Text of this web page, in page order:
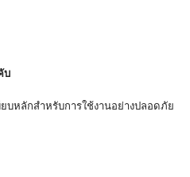
บ
บหลักสำหรับการใช้งานอย่างปลอดภัย